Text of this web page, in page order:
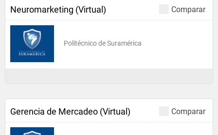
Comparar
Neuromarketing (Virtual)
Politécnico de Suramérica
Comparar
Gerencia de Mercadeo (Virtual)